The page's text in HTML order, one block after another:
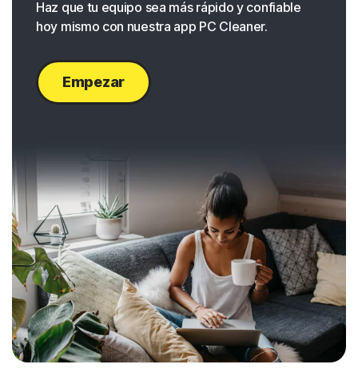
Haz que tu equipo sea más rápido y confiable
hoy mismo con nuestra app PC Cleaner.
Empezar